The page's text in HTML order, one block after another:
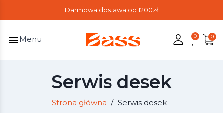
Darmowa dostawa od 1200zł
menu Menu
Serwis desek
Strona główna Serwis desek